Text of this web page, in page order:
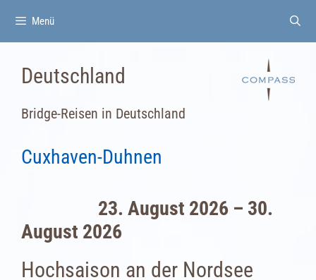
Menü
Deutschland
Bridge-Reisen in Deutschland
Cuxhaven-Duhnen
23. August 2026 – 30.
August 2026
Hochsaison an der Nordsee